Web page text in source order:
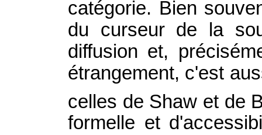
catégorie. Bien
du curseur de la
diffusion et,
étrangement, c'est
celles de Shaw et de
formelle et